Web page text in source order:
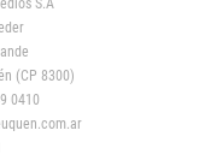
S.A
(CP 8300)
0410